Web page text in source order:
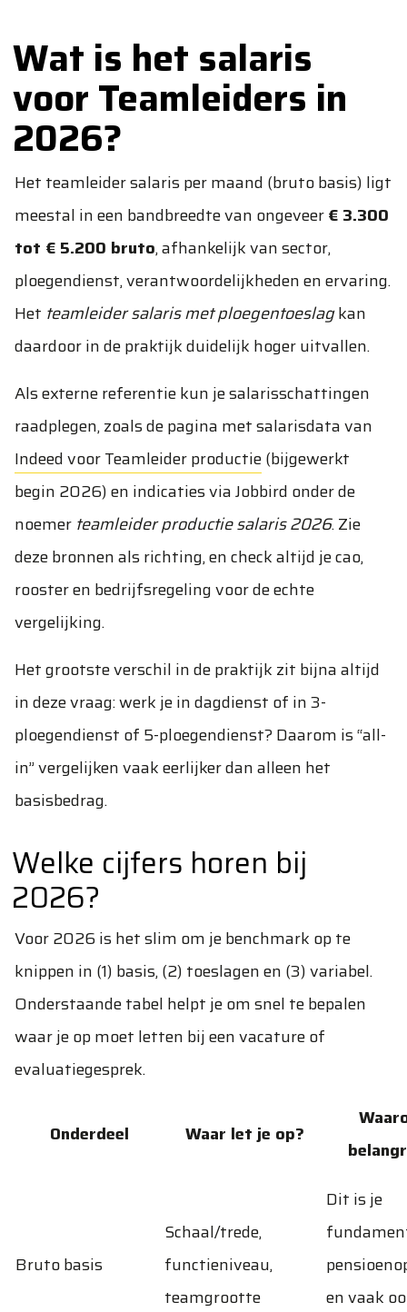
Wat is het salaris
voor Teamleiders in
2026?
Het teamleider salaris per maand (bruto basis) ligt
meestal in een bandbreedte van ongeveer€ 3.300
tot € 5.200 bruto, afhankelijk van sector,
ploegendienst, verantwoordelijkheden en ervaring.
Het teamleider salaris met ploegentoeslagkan
daardoor in de praktijk duidelijk hoger uitvallen.
Als externe referentie kun je salarisschattingen
raadplegen, zoals de pagina met salarisdata van
Indeed voor Teamleider productie(bijgewerkt
begin 2026) en indicaties via Jobbird onder de
noemer teamleider productie salaris 2026. Zie
deze bronnen als richting, en check altijd je cao,
rooster en bedrijfsregeling voor de echte
vergelijking.
Het grootste verschil in de praktijk zit bijna altijd
in deze vraag: werk je in dagdienst of in 3-
ploegendienst of 5-ploegendienst? Daarom is “all-
in” vergelijken vaak eerlijker dan alleen het
basisbedrag.
Welke cijfers horen bij
2026?
Voor 2026 is het slim om je benchmark op te
knippen in (1) basis, (2) toeslagen en (3) variabel.
Onderstaande tabel helpt je om snel te bepalen
waar je op moet letten bij een vacature of
evaluatiegesprek.
Onderdeel Waar let je op?
Bruto basis
Schaal/trede,
functieniveau,
teamgrootte
Dit is je
en vaak